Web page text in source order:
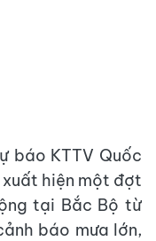
báo KTTV Quốc
hiện một đợt
tại Bắc Bộ từ
báo mưa lớn,